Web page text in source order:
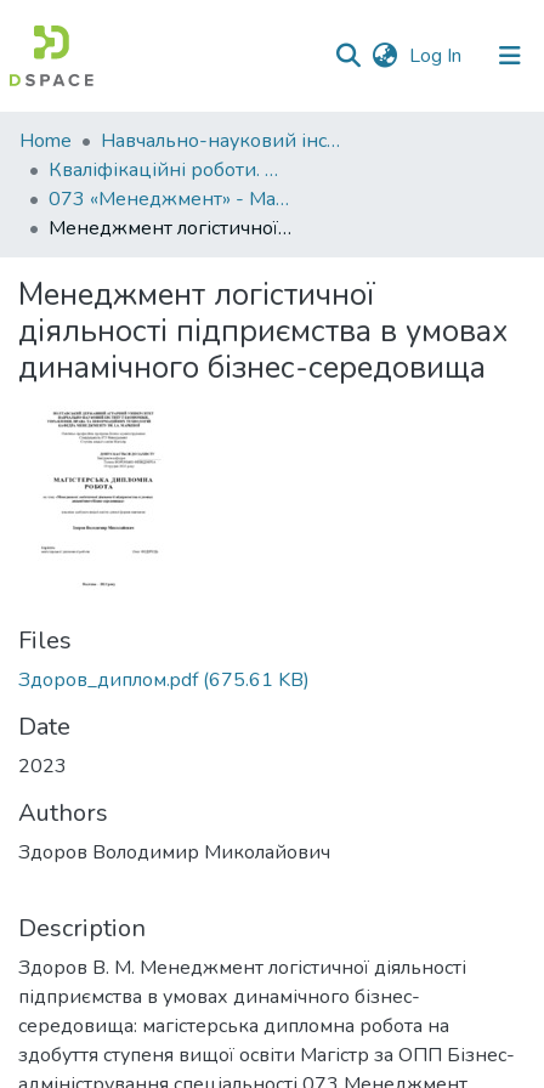
Log In (current)
Communities
&
Collections
All of DSpace
Statistics
Home
Навчально-науковий інститут економіки, управління, права та інформаційних технологій
Кваліфікаційні роботи. ННІ економіки, управління, права та ІТ
073 «Менеджмент» - Магістри 2023-2024
Менеджмент логістичної діяльності підприємства в умовах динамічного бізнес-середовища
Менеджмент логістичної
діяльності підприємства в умовах
динамічного бізнес-середовища
Files
Здоров_диплом.pdf(675.61 KB)
Date
2023
Authors
Здоров Володимир Миколайович
Description
Здоров В. М. Менеджмент логістичної діяльності
підприємства в умовах динамічного бізнес-
середовища: магістерська дипломна робота на
здобуття ступеня вищої освіти Магістр за ОПП Бізнес-